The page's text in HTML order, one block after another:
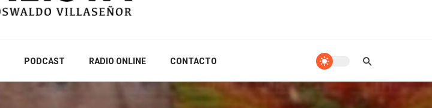
PODCAST RADIO ONLINE CONTACTO